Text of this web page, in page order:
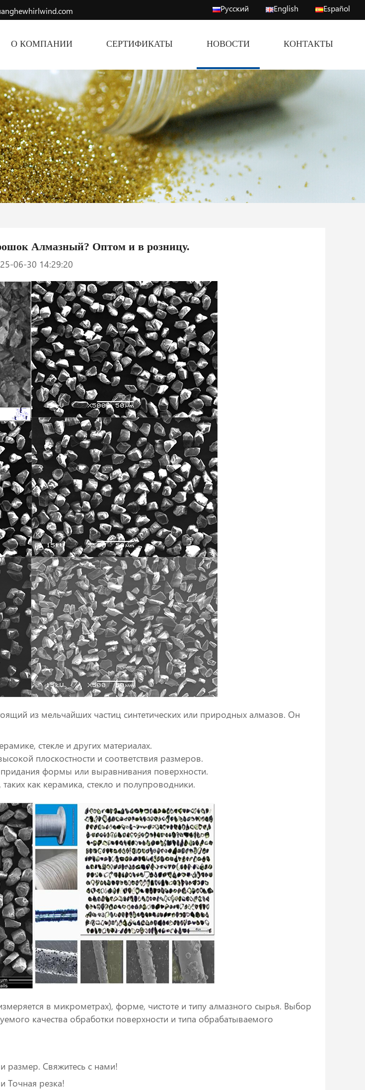
Русский English Español
О КОМПАНИИ СЕРТИФИКАТЫ НОВОСТИ КОНТАКТЫ
Алмазный? Оптом и в розницу.
06-30 14:29:20
из мельчайших частиц синтетических или природных алмазов. Он
стекле и других материалах.
плоскостности и соответствия размеров.
формы или выравнивания поверхности.
как керамика, стекло и полупроводники.
в микрометрах), форме, чистоте и типу алмазного сырья. Выбор
качества обработки поверхности и типа обрабатываемого
размер. Свяжитесь с нами!
Точная резка!